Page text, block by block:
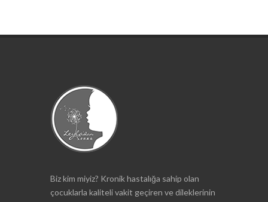
Biz kim miyiz? Kronik hastalığa sahip olan
çocuklarla kaliteli vakit geçiren ve dileklerinin